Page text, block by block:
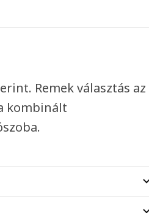
Remek választás az
kombinált